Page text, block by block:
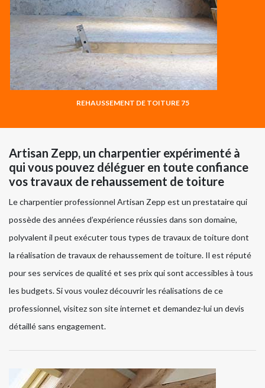
REHAUSSEMENT DE TOITURE 75
Artisan Zepp, un charpentier expérimenté à
qui vous pouvez déléguer en toute confiance
vos travaux de rehaussement de toiture
Le charpentier professionnel Artisan Zepp est un prestataire qui
possède des années d’expérience réussies dans son domaine,
polyvalent il peut exécuter tous types de travaux de toiture dont
la réalisation de travaux de rehaussement de toiture. Il est réputé
pour ses services de qualité et ses prix qui sont accessibles à tous
les budgets. Si vous voulez découvrir les réalisations de ce
professionnel, visitez son site internet et demandez-lui un devis
détaillé sans engagement.